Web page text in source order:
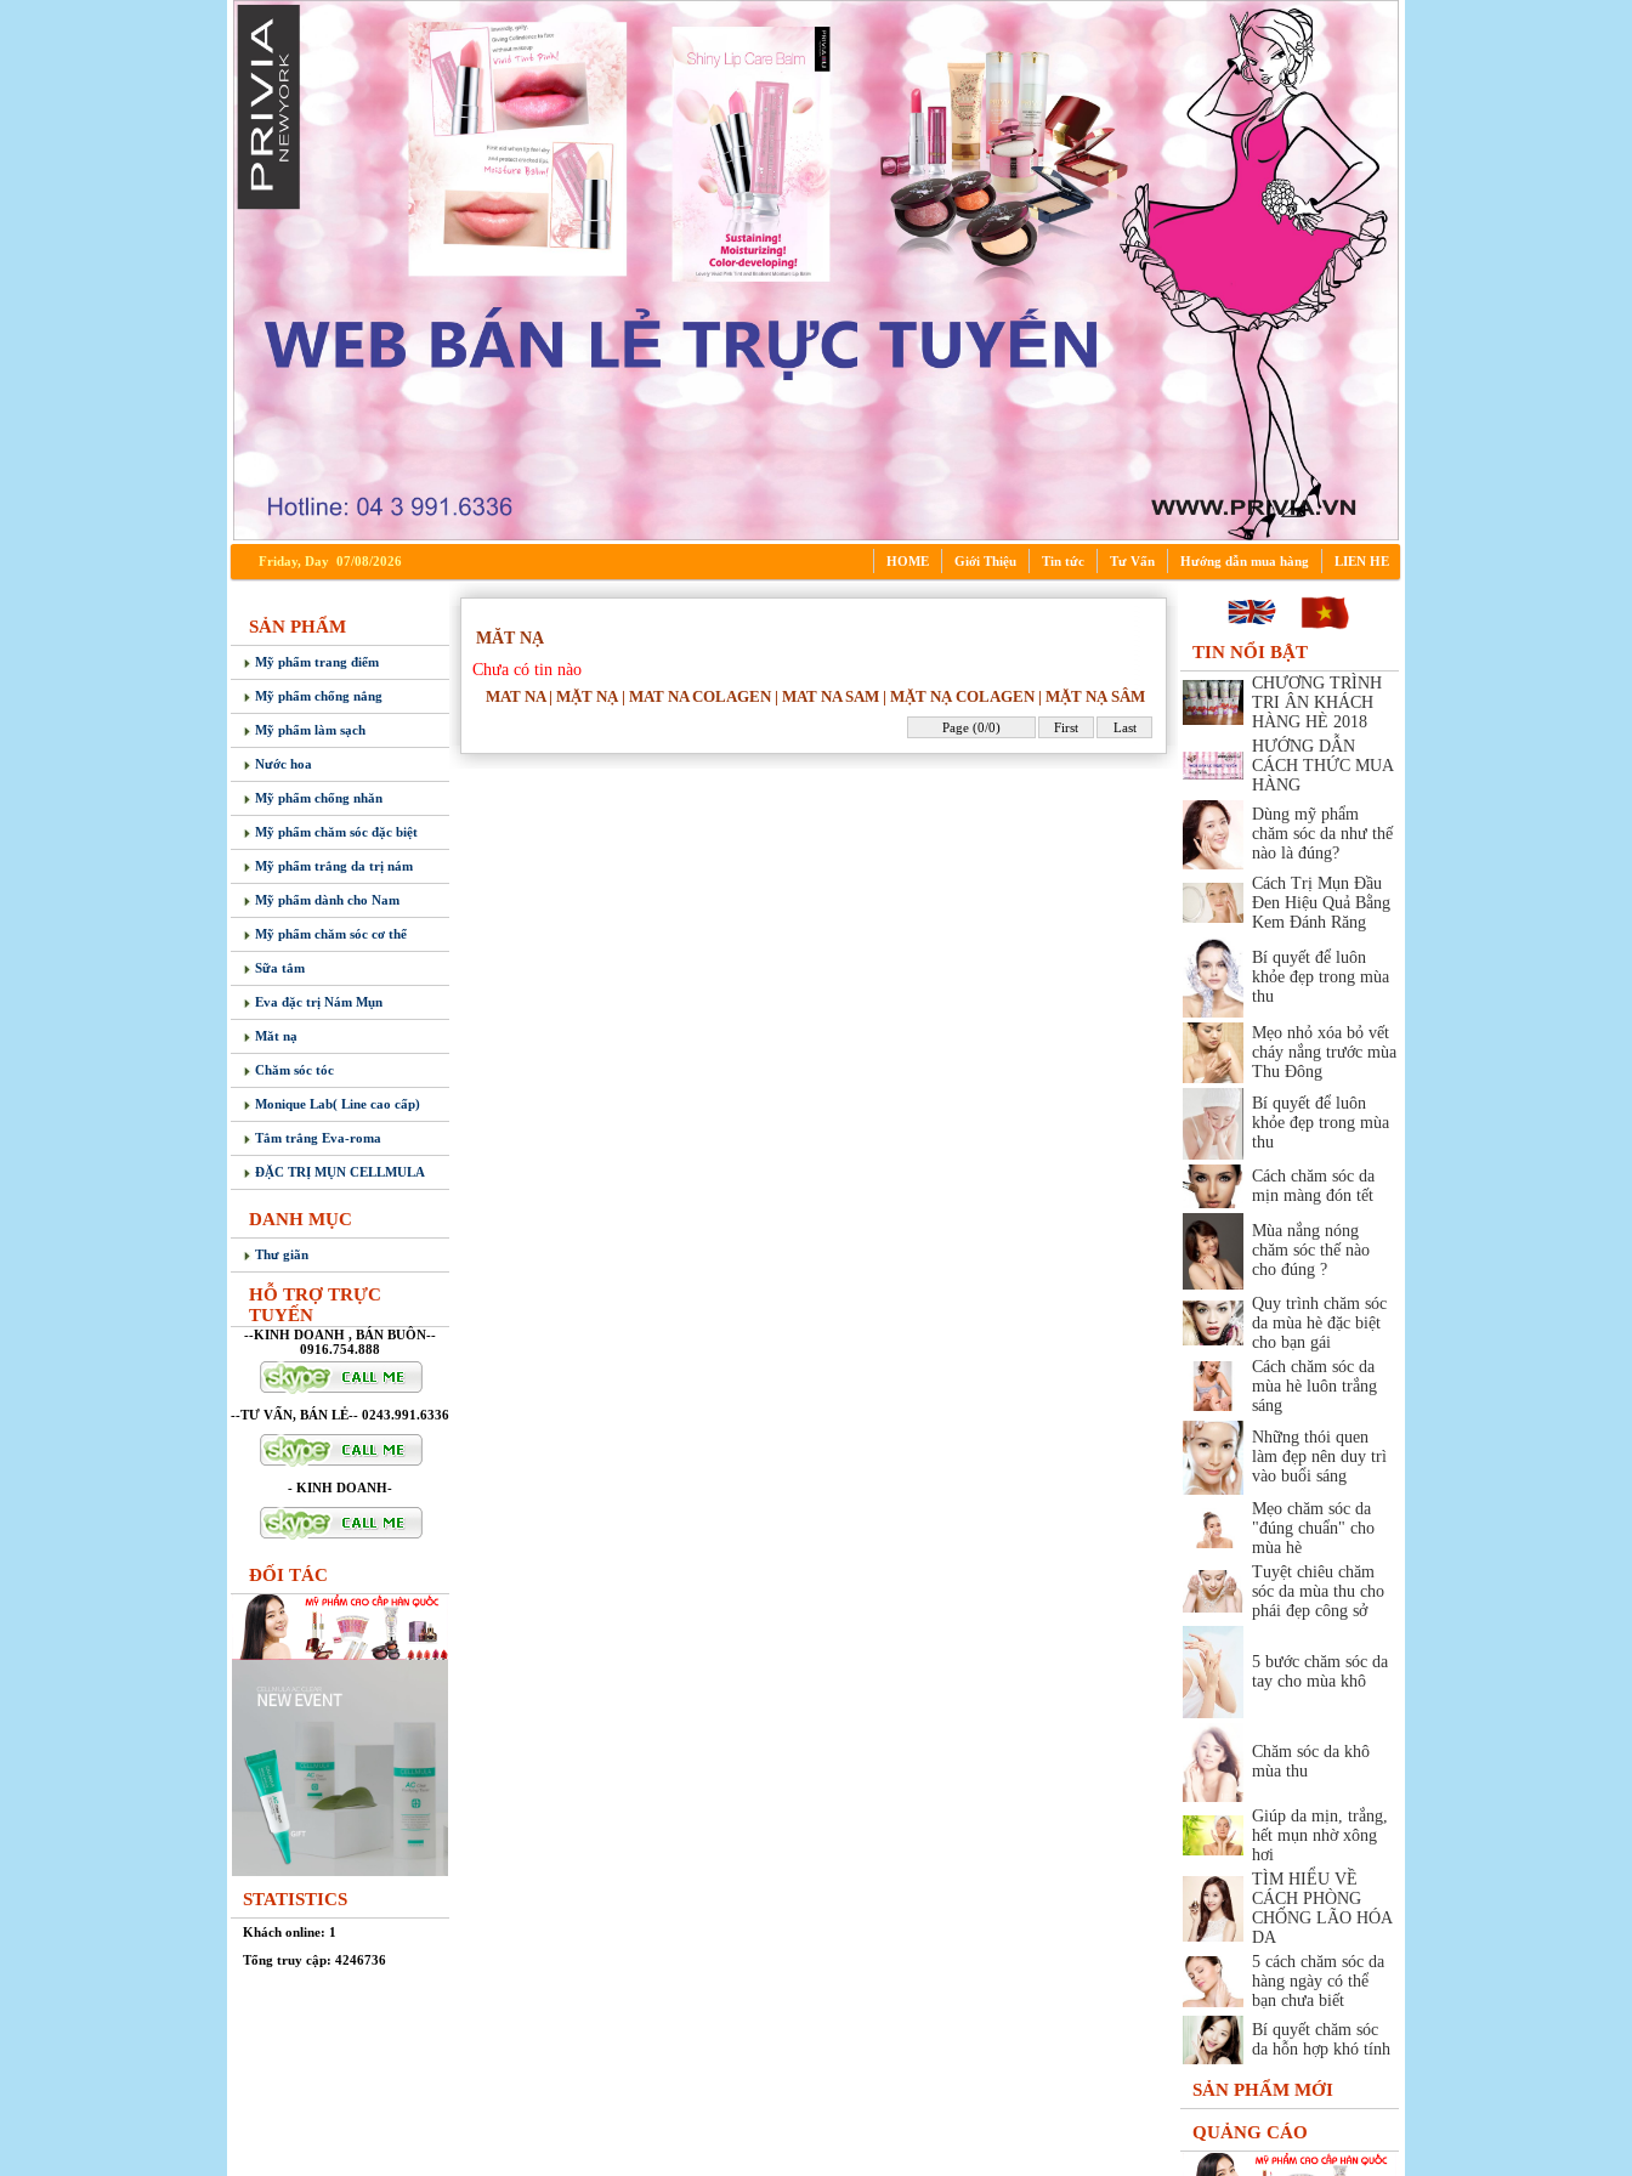
Friday, Day 07/08/2026 HOME Giới Thiệu Tin tức Tư Vấn Hướng dẫn mua hàng LIEN HE
SẢN PHẨM
Mỹ phẩm trang điểm
Mỹ phẩm chống nắng
Mỹ phẩm làm sạch
Nước hoa
Mỹ phẩm chống nhăn
Mỹ phẩm chăm sóc đặc biệt
Mỹ phẩm trắng da trị nám
Mỹ phẩm dành cho Nam
Mỹ phẩm chăm sóc cơ thể
Sữa tắm
Eva đặc trị Nám Mụn
Măt nạ
Chăm sóc tóc
Monique Lab( Line cao cấp)
Tắm trắng Eva-roma
ĐẶC TRỊ MỤN CELLMULA
DANH MỤC
Thư giãn
HỖ TRỢ TRỰC
TUYẾN
--KINH DOANH , BÁN BUÔN--
0916.754.888
--TƯ VẤN, BÁN LẺ-- 0243.991.6336
- KINH DOANH-
ĐỐI TÁC
STATISTICS
Khách online: 1
Tổng truy cập: 4246736
MĂT NẠ
Chưa có tin nào
MAT NA | MẶT NẠ | MAT NA COLAGEN | MAT NA SAM | MẶT NẠ COLAGEN | MẶT NẠ SÂM
Page (0/0) First Last
TIN NỔI BẬT
CHƯƠNG TRÌNH
TRI ÂN KHÁCH
HÀNG HÈ 2018
HƯỚNG DẪN
CÁCH THỨC MUA
HÀNG
Dùng mỹ phẩm
chăm sóc da như thế
nào là đúng?
Cách Trị Mụn Đầu
Đen Hiệu Quả Bằng
Kem Đánh Răng
Bí quyết để luôn
khỏe đẹp trong mùa
thu
Mẹo nhỏ xóa bỏ vết
cháy nắng trước mùa
Thu Đông
Bí quyết để luôn
khỏe đẹp trong mùa
thu
Cách chăm sóc da
mịn màng đón tết
Mùa nắng nóng
chăm sóc thế nào
cho đúng ?
Quy trình chăm sóc
da mùa hè đặc biệt
cho bạn gái
Cách chăm sóc da
mùa hè luôn trắng
sáng
Những thói quen
làm đẹp nên duy trì
vào buổi sáng
Mẹo chăm sóc da
"đúng chuẩn" cho
mùa hè
Tuyệt chiêu chăm
sóc da mùa thu cho
phái đẹp công sở
5 bước chăm sóc da
tay cho mùa khô
Chăm sóc da khô
mùa thu
Giúp da mịn, trắng,
hết mụn nhờ xông
hơi
TÌM HIỂU VỀ
CÁCH PHÒNG
CHỐNG LÃO HÓA
DA
5 cách chăm sóc da
hàng ngày có thể
bạn chưa biết
Bí quyết chăm sóc
da hỗn hợp khó tính
SẢN PHẨM MỚI
QUẢNG CÁO